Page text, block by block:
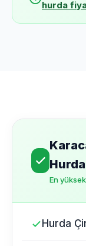
hurda
En
Hurda